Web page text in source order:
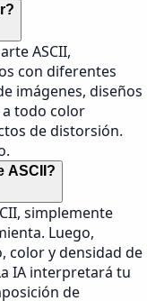
ASCII,
con diferentes
imágenes, diseños
todo color
de distorsión.
ASCII?
simplemente
Luego,
color y densidad de
IA interpretará tu
de